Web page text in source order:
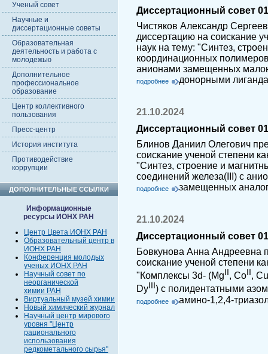
Ученый совет
Научные и
диссертационные советы
Образовательная
деятельность и работа с
молодежью
Дополнительное
профессиональное
образование
Центр коллективного
пользования
Пресс-центр
История института
Противодействие
коррупции
ДОПОЛНИТЕЛЬНЫЕ ССЫЛКИ
Информационные
ресурсы ИОНХ РАН
Центр Цвета ИОНХ РАН
Образовательный центр в
ИОНХ РАН
Конференция молодых
ученых ИОНХ РАН
Научный совет по
неорганической
химии РАН
Виртуальный музей химии
Новый химический журнал
Научный центр мирового
уровня "Центр
рационального
использования
редкометального сырья"
Диссертационный совет
Чистяков Александр
диссертацию на соискание
наук на тему: "Синтез,
координационных
анионами замещенных
донорными
подробнее
21.10.2024
Диссертационный совет
Блинов Даниил Олегович
соискание ученой степени
"Синтез, строение и
соединений железа(III) с
замещенных
подробнее
21.10.2024
Диссертационный совет
Бовкунова Анна Андреевна
соискание ученой степени
"Комплексы 3d- (Mg , Co , Cu
Dy
) с полидентатными
амино-1,2,4-
подробнее